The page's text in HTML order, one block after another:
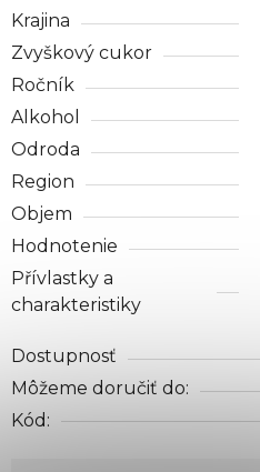
Krajina
Zvyškový cukor
Ročník
Alkohol
Odroda
Region
Objem
Hodnotenie
Přívlastky a
charakteristiky
Dostupnosť
Môžeme doručiť do:
Kód: